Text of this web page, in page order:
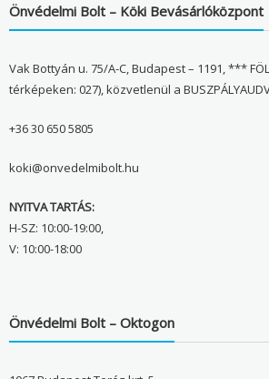
Önvédelmi Bolt – Köki Bevásárlóközpont
Vak Bottyán u. 75/A-C, Budapest – 1191, ***
térképeken: 027), közvetlenül a
+36 30 650 5805
koki@onvedelmibolt.hu
NYITVA TARTÁS:
H-SZ: 10:00-19:00,
V: 10:00-18:00
Önvédelmi Bolt – Oktogon